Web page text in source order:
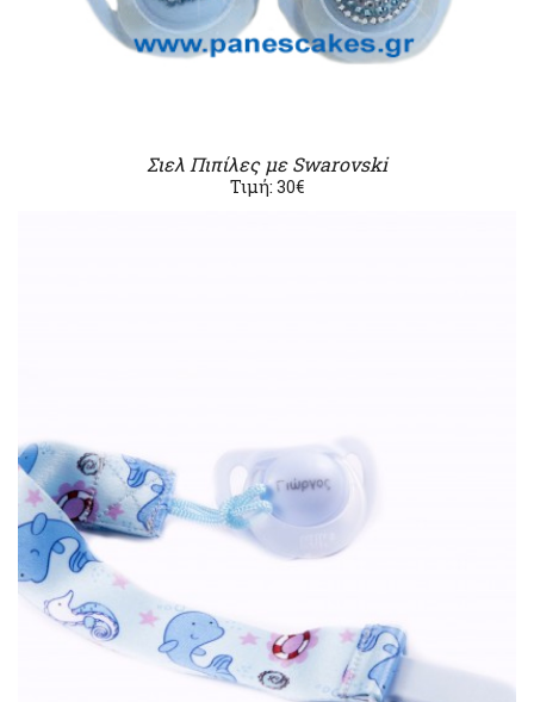
Σιελ Πιπίλες με Swarovski
Τιμή: 30€